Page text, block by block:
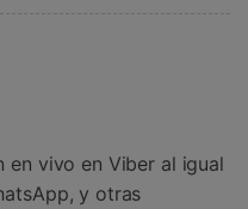
en vivo en Viber al igual
y otras